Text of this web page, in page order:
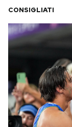
CONSIGLIATI